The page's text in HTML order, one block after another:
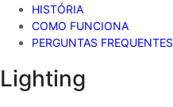
HISTÓRIA
COMO FUNCIONA
PERGUNTAS FREQUENTES
Lighting